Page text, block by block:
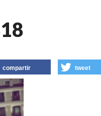
compartir tweet